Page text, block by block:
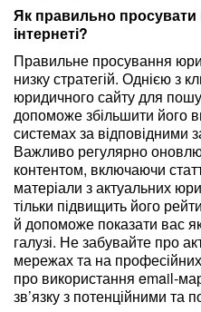
Як правильно
інтернеті?
Правильне просування
низку стратегій. Однією з
юридичного сайту для
допоможе збільшити його
системах за відповідними
Важливо регулярно
контентом, включаючи
матеріали з актуальних
тільки підвищить його
й допоможе показати вас
галузі. Не забувайте про
мережах та на
про використання email-
зв’язку з потенційними та